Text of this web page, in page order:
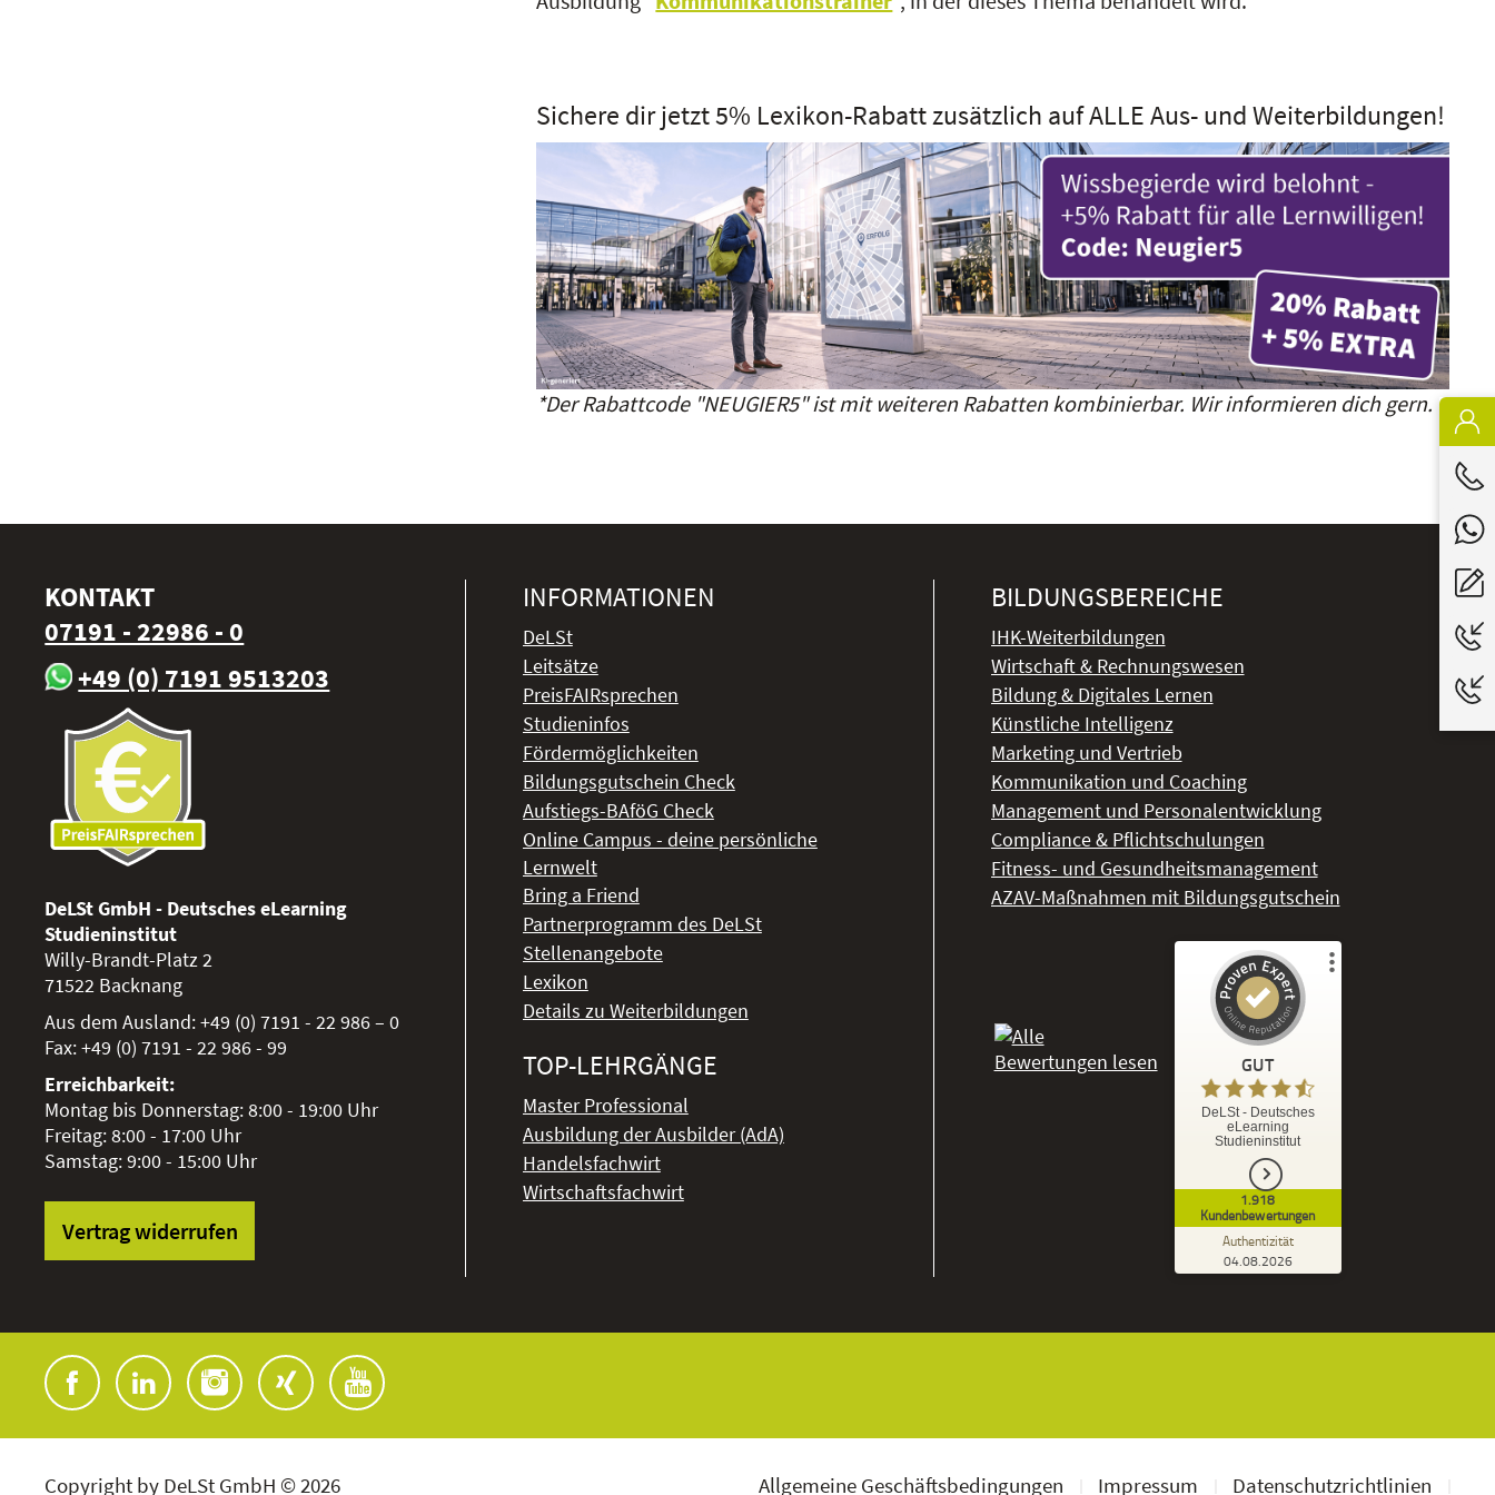
Sichere dir jetzt 5% Lexikon-Rabatt zusätzlich auf ALLE Aus- und Weiterbildungen!
*Der Rabattcode "NEUGIER5" ist mit weiteren Rabatten kombinierbar. Wir informieren dich gern.
KONTAKT
07191 - 22986 - 0
+49 (0) 7191 9513203
DeLSt GmbH - Deutsches eLearning
Studieninstitut
Willy-Brandt-Platz 2
71522 Backnang
Aus dem Ausland:+49 (0) 7191 - 22 986 – 0
Fax:+49 (0) 7191 - 22 986 - 99
Erreichbarkeit:
Montag bis Donnerstag: 8:00 - 19:00 Uhr
Freitag: 8:00 - 17:00 Uhr
Samstag: 9:00 - 15:00 Uhr
Vertrag widerrufen
INFORMATIONEN
DeLSt
Leitsätze
PreisFAIRsprechen
Studieninfos
Fördermöglichkeiten
Bildungsgutschein Check
Aufstiegs-BAföG Check
Online Campus - deine persönliche
Lernwelt
Bring a Friend
Partnerprogramm des DeLSt
Stellenangebote
Lexikon
Details zu Weiterbildungen
TOP-LEHRGÄNGE
Master Professional
Ausbildung der Ausbilder (AdA)
Handelsfachwirt
Wirtschaftsfachwirt
BILDUNGSBEREICHE
IHK-Weiterbildungen
Wirtschaft & Rechnungswesen
Bildung & Digitales Lernen
Künstliche Intelligenz
Marketing und Vertrieb
Kommunikation und Coaching
Management und Personalentwicklung
Compliance & Pflichtschulungen
Fitness- und Gesundheitsmanagement
AZAV-Maßnahmen mit Bildungsgutschein
GUT
DeLSt - Deutsches
eLearning
Studieninstitut
1.918
Kundenbewertungen
Authentizität
04.08.2026
Kundenbewertungen und Erfahrungen zu
DeLSt - Deutsches eLearning Studieninstitut
ProvenExpert.com
ProvenExpert.com
1.827
Bewertungen von
Copyright by DeLSt GmbH © 2026 Allgemeine Geschäftsbedingungen Impressum Datenschutzrichtlinien